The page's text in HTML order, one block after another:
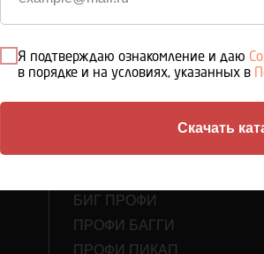
Я подтверждаю ознакомление и даю
в порядке и на условиях, указанных в
Скачать
БИГ ПРОФИ
ПРОФИ БАГГИ
ПРОФИ ПИКАП